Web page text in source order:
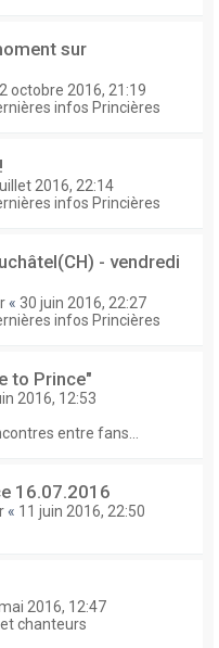
sur
octobre 2016, 21:19
infos Princières
2016, 22:14
infos Princières
- vendredi
« 30 juin 2016, 22:27
infos Princières
to Prince"
2016, 12:53
entre fans...
16.07.2016
« 11 juin 2016, 22:50
2016, 12:47
et chanteurs